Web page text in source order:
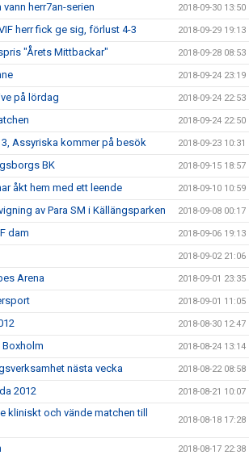
herr7an-serien 2018-09-30 13:50
herr fick ge sig, förlust 4-3 2018-09-29 19:13
"Årets Mittbackar" 2018-09-28 08:53
2018-09-24 23:19
på lördag 2018-09-24 22:53
2018-09-24 22:50
Assyriska kommer på besök 2018-09-23 10:31
BK 2018-09-15 18:57
åkt hem med ett leende 2018-09-10 10:59
av Para SM i Källängsparken 2018-09-08 00:17
dam 2018-09-06 19:13
2018-09-02 21:06
Arena 2018-09-01 23:35
2018-09-01 11:05
2018-08-30 12:47
2018-08-24 13:14
nästa vecka 2018-08-22 08:58
2012 2018-08-21 10:07
kliniskt och vände matchen till
2018-08-18 17:28
2018-08-17 22:38